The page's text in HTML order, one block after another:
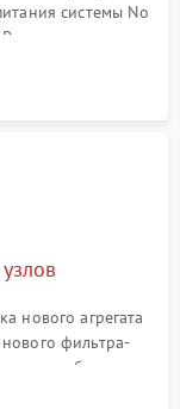
системы No
или замена
нового агрегата
фильтра-
обдува,
петель.